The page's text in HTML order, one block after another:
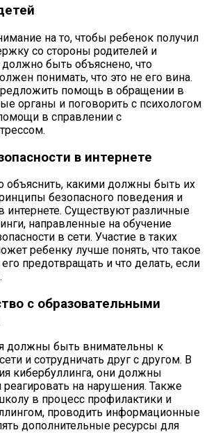
на то, чтобы ребенок получил
со стороны родителей и
должно быть объяснено, что
понимать, что это не его вина.
помощь в обращении в
органы и поговорить с психологом
в справлении с
в интернете
объяснить, какими должны быть их
безопасного поведения и
интернете. Существуют различные
направленные на обучение
в сети. Участие в таких
ребенку лучше понять, что такое
предотвращать и что делать, если
с образовательными
должны быть внимательны к
и сотрудничать друг с другом. В
кибербуллинга, они должны
на нарушения. Также
в процесс профилактики и
проводить информационные
дополнительные ресурсы для